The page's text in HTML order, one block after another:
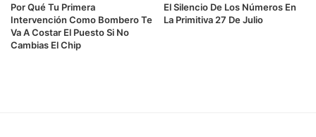
Por Qué Tu Primera
Intervención Como Bombero Te
Va A Costar El Puesto Si No
Cambias El Chip
El Silencio De Los Números En
La Primitiva 27 De Julio